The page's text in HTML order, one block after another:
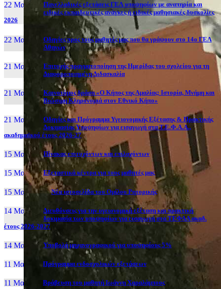
22 Μαι, 26
Πανελλαδικές εξετάσεις ΓΕΛ υποψηφίων με αναπηρία και
ειδικές εκπαιδευτικές ανάγκες ή ειδικές μαθησιακές δυσκολίες
2026
22 Μαι, 26
Οδηγίες προς τους μαθητές μας που θα γράψουν στο 14ο ΓΕΛ
Αθηνών
21 Μαι, 26
Επιτυχής πραγματοποίηση της Ημερίδας του σχολείου για τη
Διαφοροποιημένη Διδασκαλία
21 Μαι, 26
Καινοτόμος δράση «Ο Κήπος της Αμαλίας: Ιστορία, Μνήμη και
Βιώσιμη Κληρονομιά στον Εθνικό Κήπο»
21 Μαι, 26
Οδηγίες και Πρόγραμμα Υγειονομικής Εξέτασης & Πρακτικής
Δοκιμασίας Υποψηφίων για εισαγωγή στα Τ.Ε.Φ.Α.Α.,
ακαδημαϊκού έτους 2026-27
15 Μαι, 26 Πίνακας επιτυχόντων και επιλαχόντων
15 Μαι, 26 Εξεταστικά κέντρα για τους μαθητές μας
15 Μαι, 2026 Νέα ιστοσελίδα του Ομίλου Ρητορικής
14 Μαι, 26
Διευθύνσεις για την υγειονομική εξέταση και πρακτική
δοκιμασία των υποψηφίων για εισαγωγή στα ΤΕΦΑΑ ακαδ.
έτους 2026-2027
14 Μαι, 26 Yποβολή μηχανογραφικού για υποψηφίους 5%
11 Μαι, 26 Πρόγραμμα ενδοσχολικών εξετάσεων
11 Μαι, 26 Βράβευση του μαθητή Ιωάννη Χαραλάμπους